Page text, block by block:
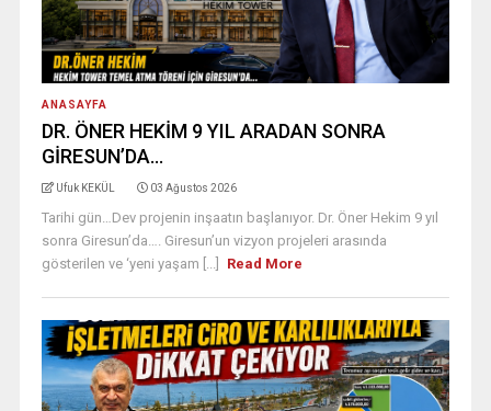
ANASAYFA
DR. ÖNER HEKİM 9 YIL ARADAN SONRA
GİRESUN’DA…
Ufuk KEKÜL 03 Ağustos 2026
Tarihi gün…Dev projenin inşaatın başlanıyor. Dr. Öner Hekim 9 yıl
sonra Giresun’da…. Giresun’un vizyon projeleri arasında
gösterilen ve ‘yeni yaşam [...]
Read More